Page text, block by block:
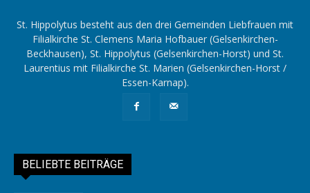
St. Hippolytus besteht aus den drei Gemeinden Liebfrauen mit
Filialkirche St. Clemens Maria Hofbauer (Gelsenkirchen-
Beckhausen), St. Hippolytus (Gelsenkirchen-Horst) und St.
Laurentius mit Filialkirche St. Marien (Gelsenkirchen-Horst /
Essen-Karnap).
BELIEBTE BEITRÄGE